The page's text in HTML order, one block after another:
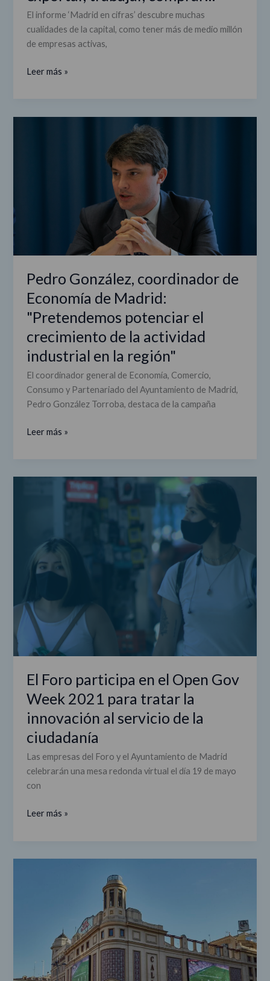
El informe ‘Madrid en cifras’ descubre muchas
cualidades de la capital, como tener más de medio millón
de empresas activas,
Leer más »
Pedro González, coordinador de
Economía de Madrid:
"Pretendemos potenciar el
crecimiento de la actividad
industrial en la región"
El coordinador general de Economía, Comercio,
Consumo y Partenariado del Ayuntamiento de Madrid,
Pedro González Torroba, destaca de la campaña
"Pretendemos
el
de
la
actividad
industrial
en
la
Leer más »
El Foro participa en el Open Gov
Week 2021 para tratar la
innovación al servicio de la
ciudadanía
Las empresas del Foro y el Ayuntamiento de Madrid
celebrarán una mesa redonda virtual el día 19 de mayo
con
Open
Gov
2021
para
tratar
innovación
servicio
de
la
ciudadanía
Leer más »
innovación